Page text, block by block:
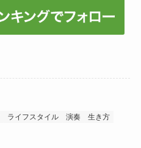
ライフスタイル 演奏
生き方